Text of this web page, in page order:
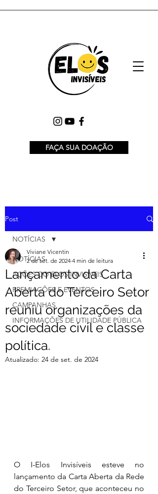
FAÇA SUA DOAÇÃO
Post
NOTÍCIAS
AÇÕES DO ELOS INVISÍVEIS
PREMIAÇÕES E EVENTOS
CAMPANHAS
INFORMAÇÕES DE UTILIDADE PÚBLICA
NOTÍCIAS
Lançamento da Carta
Aberta do Terceiro Setor
reuniu organizações da
sociedade civil e classe
política.
Viviane Vicentin
2 de set. de 2024 4 min de leitura
Atualizado: 24 de set. de 2024
O I-Elos Invisíveis esteve no
lançamento da Carta Aberta da Rede
do Terceiro Setor, que aconteceu no